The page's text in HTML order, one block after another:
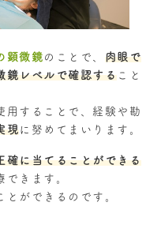
顕微鏡 のことで、 肉眼で
鏡レベルで確認する こと
用することで、経験や勘
現に努めてまいります。
確に当てることができる
できます。
とができるのです。